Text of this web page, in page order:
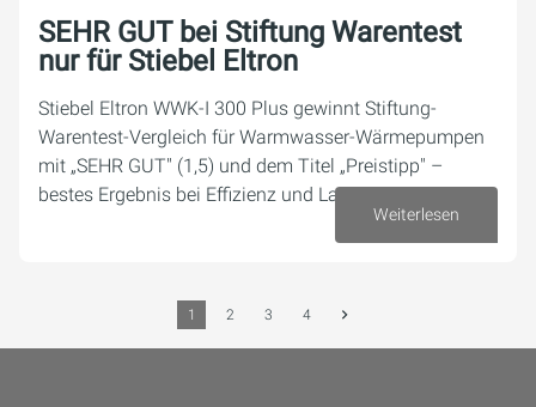
SEHR GUT bei Stiftung Warentest
nur für Stiebel Eltron
Stiebel Eltron WWK-I 300 Plus gewinnt Stiftung-
Warentest-Vergleich für Warmwasser-Wärmepumpen
mit „SEHR GUT" (1,5) und dem Titel „Preistipp" –
bestes Ergebnis bei Effizienz und Lautstärke.
Weiterlesen
1 2 3 4